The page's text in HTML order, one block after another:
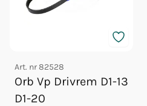
Art. nr82528
Orb Vp Drivrem D1-13
D1-20